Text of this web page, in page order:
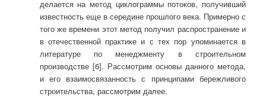
делается на метод циклограммы потоков, получивший
известность еще в середине прошлого века. Примерно с
того же времени этот метод получил распространение и
в отечественной практике и с тех пор упоминается в
литературе по менеджменту в строительном
производстве [6]. Рассмотрим основы данного метода,
и его взаимосвязанность с принципами бережливого
строительства, рассмотрим далее.